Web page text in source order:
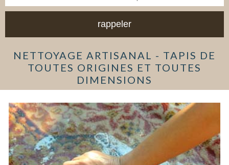
NETTOYAGE ARTISANAL - TAPIS DE
TOUTES ORIGINES ET TOUTES
DIMENSIONS